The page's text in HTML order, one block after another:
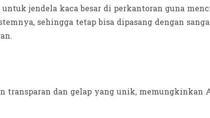
jendela kaca besar di perkantoran guna
sehingga tetap bisa dipasang dengan
transparan dan gelap yang unik, memungkinkan